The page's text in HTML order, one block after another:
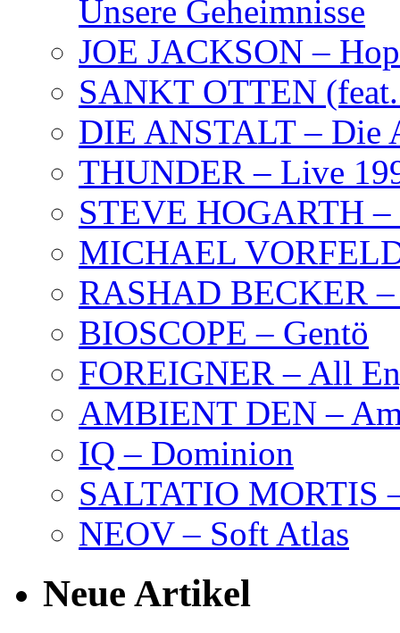
Unsere Geheimnisse
JOE JACKSON –
SANKT OTTEN
DIE ANSTALT – Die
THUNDER – Live
STEVE HOGARTH –
MICHAEL
RASHAD BECKER
BIOSCOPE – Gentö
FOREIGNER – All
AMBIENT DEN –
IQ – Dominion
SALTATIO MORTIS
NEOV – Soft Atlas
Neue Artikel